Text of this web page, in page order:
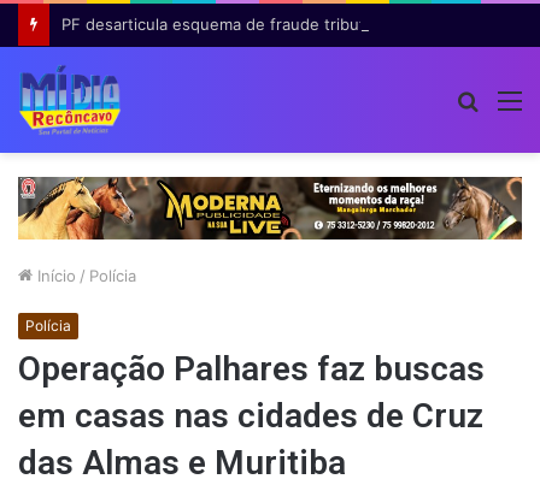
Início / Polícia
Polícia
Operação Palhares faz buscas
em casas nas cidades de Cruz
das Almas e Muritiba